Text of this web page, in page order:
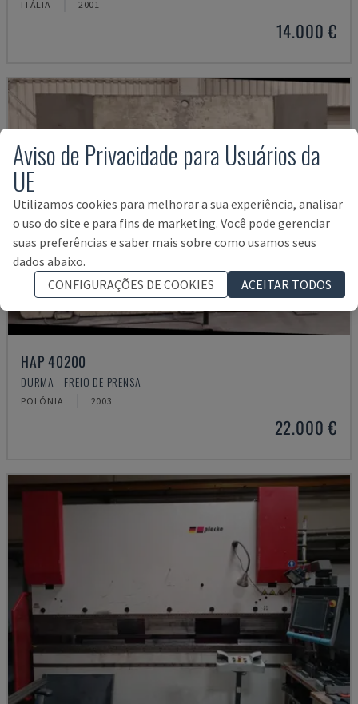
ITÁLIA 2001
14.000 €
HAP 40200
DURMA - FREIO DE PRENSA
POLÓNIA 2003
22.000 €
Aviso de Privacidade para Usuários da
UE
Utilizamos cookies para melhorar a sua experiência, analisar
o uso do site e para fins de marketing. Você pode gerenciar
suas preferências e saber mais sobre como usamos seus
dados abaixo.
CONFIGURAÇÕES DE COOKIES
ACEITAR TODOS